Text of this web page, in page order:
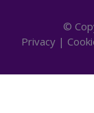
©
Privacy |